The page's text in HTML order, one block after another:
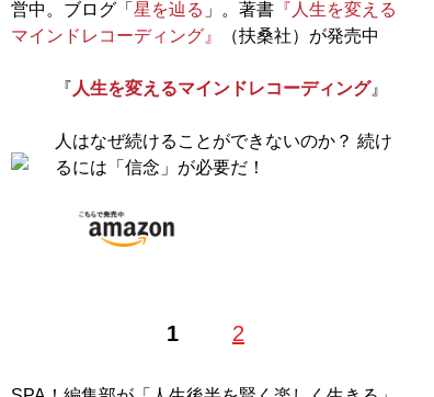
営中。ブログ「 星を辿る 」。著書 『人生を変える
マインドレコーディング』
（扶桑社）が発売中
『 人生を変えるマインドレコーディング』
人はなぜ続けることができないのか？ 続け
るには「信念」が必要だ！
1 2